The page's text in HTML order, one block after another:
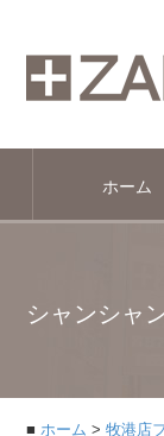
ホーム
シャンシャ
ホーム 牧港店